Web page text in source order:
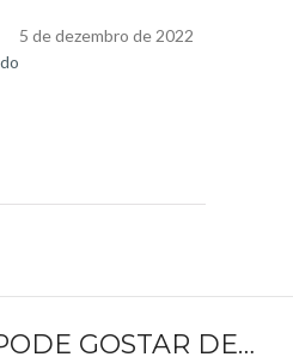
5 de dezembro de 2022
GOSTAR DE…